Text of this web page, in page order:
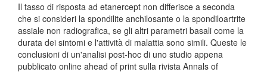
Il tasso di risposta ad etanercept non differisce a seconda
che si consideri la spondilite anchilosante o la spondiloartrite
assiale non radiografica, se gli altri parametri basali come la
durata dei sintomi e l'attività di malattia sono simili. Queste le
conclusioni di un'analisi post-hoc di uno studio appena
pubblicato online ahead of print sulla rivista Annals of